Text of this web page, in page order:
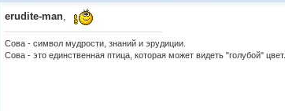
erudite-man
Сова - символ мудрости, знаний и эрудиции.
Сова - это единственная птица, которая может видеть "голубой" цвет.